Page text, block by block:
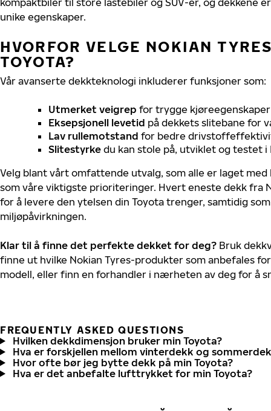
unike egenskaper.
HVORFOR VELGE NOKIAN
TOYOTA?
Vår avanserte dekkteknologi inkluderer funksjoner som:
Utmerket veigrep for trygge
Eksepsjonell levetid på dekkets slitebane for
Lav rullemotstand for bedre
Slitestyrke du kan stole på, utviklet og testet i
Velg blant vårt omfattende utvalg, som alle er laget
som våre viktigste prioriteringer. Hvert eneste dekk fra
for å levere den ytelsen din Toyota trenger, samtidig
miljøpåvirkningen.
Klar til å finne det perfekte dekket for deg? Bruk
finne ut hvilke Nokian Tyres-produkter som anbefales
modell, eller finn en forhandler i nærheten av deg for å
FREQUENTLY ASKED QUESTIONS
Hvilken dekkdimensjon bruker min Toyota?
Hva er forskjellen mellom vinterdekk og
Hvor ofte bør jeg bytte dekk på min Toyota?
Hva er det anbefalte lufttrykket for min Toyota?